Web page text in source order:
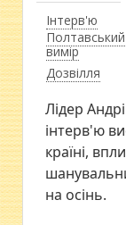
Інтерв'ю
Полтавський
вимір
Дозвілля
Лідер
інтерв'ю
країні,
на осінь.